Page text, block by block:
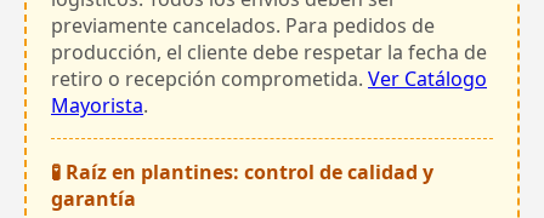
previamente cancelados. Para pedidos de
producción, el cliente debe respetar la fecha de
retiro o recepción comprometida. Ver Catálogo
Mayorista.
🧪 Raíz en plantines: control de calidad y
garantía